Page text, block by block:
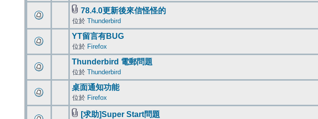
78.4.0更新後來信怪怪的
位於 Thunderbird
YT留言有BUG
位於 Firefox
Thunderbird 電郵問題
位於 Thunderbird
桌面通知功能
位於 Firefox
[求助]Super Start問題